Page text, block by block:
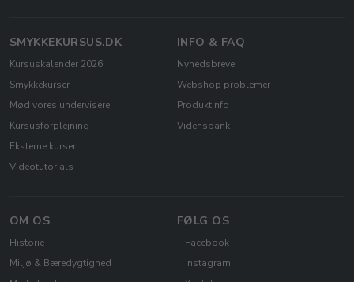
SMYKKEKURSUS.DK
Kursuskalender 2026
Smykkekurser
Mød vores undervisere
Kursusforplejning
Eksterne kurser
Videotutorials
INFO & FAQ
Nyhedsbreve
Webshop problemer
Produktinfo
Vidensbank
OM OS
Historie
Miljø & Bæredygtighed
FØLG OS
Facebook
Instagram